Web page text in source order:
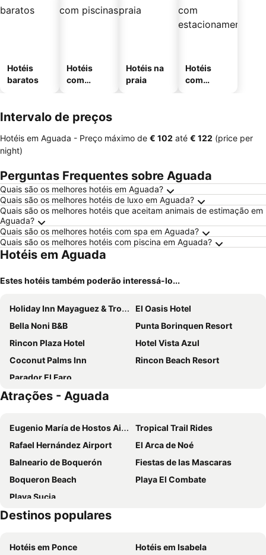
Hotéis
baratos
Hotéis
com
Hotéis na
praia
Hotéis
com
Intervalo de preços
Hotéis em Aguada - Preço máximo de ‎€ 102 até ‎€ 122 (price per
night)
Perguntas Frequentes sobre Aguada
Quais são os melhores hotéis em Aguada?
Quais são os melhores hotéis de luxo em Aguada?
Quais são os melhores hotéis que aceitam animais de estimação em
Aguada?
Quais são os melhores hotéis com spa em Aguada?
Quais são os melhores hotéis com piscina em Aguada?
Hotéis em Aguada
Estes hotéis também poderão interessá-lo...
Holiday Inn Mayaguez & Tropical Casino By Ihg
El Oasis Hotel
Bella Noni B&B
Punta Borinquen Resort
Rincon Plaza Hotel
Hotel Vista Azul
Coconut Palms Inn
Rincon Beach Resort
Parador El Faro
Atrações - Aguada
Eugenio María de Hostos Airport
Tropical Trail Rides
Rafael Hernández Airport
El Arca de Noé
Balneario de Boquerón
Fiestas de las Mascaras
Boqueron Beach
Playa El Combate
Playa Sucia
Destinos populares
Hotéis em Ponce
Hotéis em Isabela